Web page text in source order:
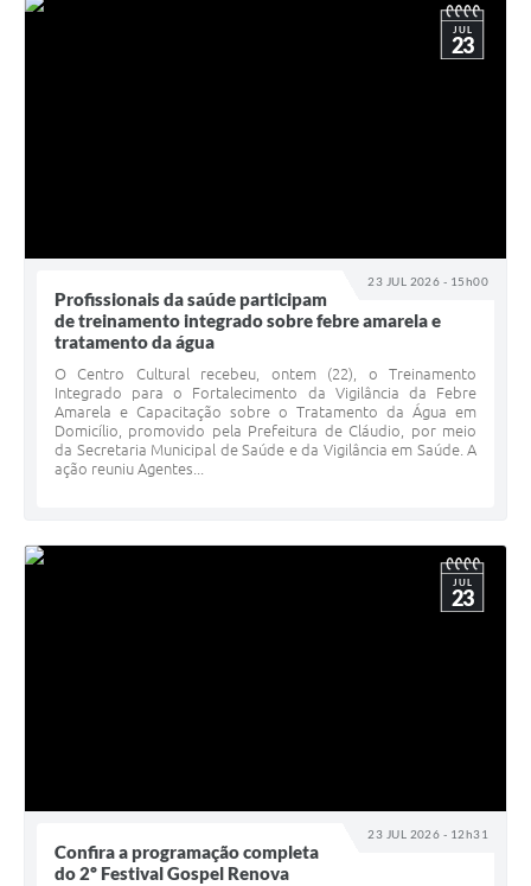
23 JUL 2026 - 15h00
JUL
23
Profissionais da saúde participam
de treinamento integrado sobre febre amarela e
tratamento da água
O Centro Cultural recebeu, ontem (22), o Treinamento
Integrado para o Fortalecimento da Vigilância da Febre
Amarela e Capacitação sobre o Tratamento da Água em
Domicílio, promovido pela Prefeitura de Cláudio, por meio
da Secretaria Municipal de Saúde e da Vigilância em Saúde. A
ação reuniu Agentes...
23 JUL 2026 - 12h31
JUL
23
Confira a programação completa
do 2º Festival Gospel Renova